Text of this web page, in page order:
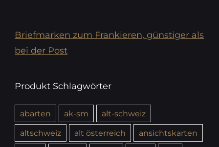
Briefmarken zum Frankieren, günstiger als
bei der Post
Produkt Schlagwörter
abarten ak-sm
alt-schweiz
altschweiz
alt österreich
ansichtskarten